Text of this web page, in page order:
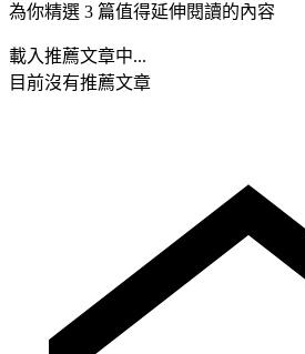
為你精選 3 篇值得延伸閱讀的內容
載入推薦文章中...
目前沒有推薦文章